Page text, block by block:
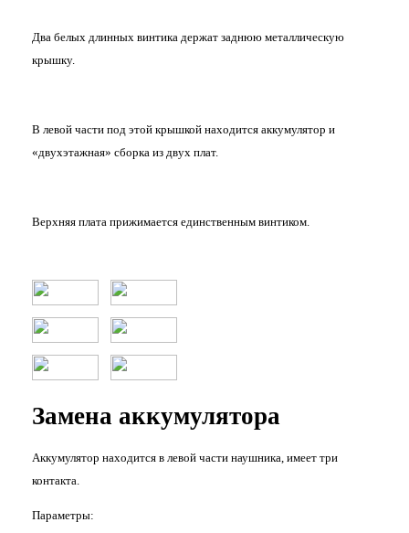
Два белых длинных винтика держат заднюю металлическую
крышку.
В левой части под этой крышкой находится аккумулятор и
«двухэтажная» сборка из двух плат.
Верхняя плата прижимается единственным винтиком.
Замена аккумулятора
Аккумулятор находится в левой части наушника, имеет три
контакта.
Параметры: